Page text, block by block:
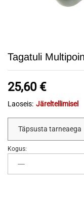
Tagatuli
25,60 €
Laoseis: Järeltellimisel
Täpsusta tarneaega
Tagatuli
Multipoint
Kogus: